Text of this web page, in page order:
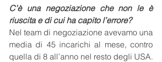
C’è una negoziazione che non le è
riuscita e di cui ha capito l’errore?
Nel team di negoziazione avevamo una
media di 45 incarichi al mese, contro
quella di 8 all’anno nel resto degli USA.